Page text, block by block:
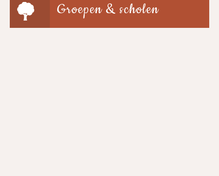
Groepen & scholen